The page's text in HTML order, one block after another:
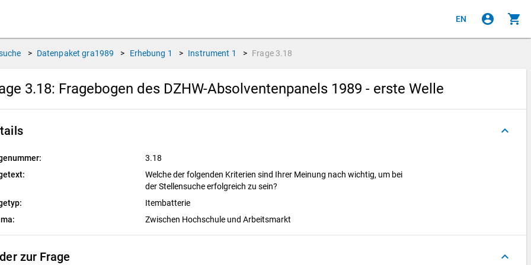
EN account_circle shopping_cart
> Datenpaket gra1989 > Erhebung 1 > Instrument 1 > Frage 3.18
3.18: Fragebogen des DZHW-Absolventenpanels 1989 - erste Welle
keyboard_arrow_up
3.18
Welche der folgenden Kriterien sind Ihrer Meinung nach wichtig, um bei
der Stellensuche erfolgreich zu sein?
Itembatterie
Zwischen Hochschule und Arbeitsmarkt
zur Frage keyboard_arrow_up